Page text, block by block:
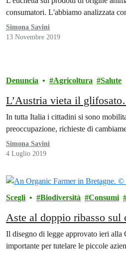
consumatori. L'abbiamo analizzata
Simona Savini
13 Novembre 2019
Denuncia Agricoltura Salute
L’Austria vieta il
In tutta Italia i cittadini si sono
preoccupazione, richieste di
Simona Savini
4 Luglio 2019
Scegli Biodiversità Consumi
Aste al doppio ribasso
Il disegno di legge approvato ieri alla
importante per tutelare le piccole